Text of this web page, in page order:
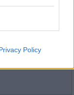
Policy
zu haben, ist